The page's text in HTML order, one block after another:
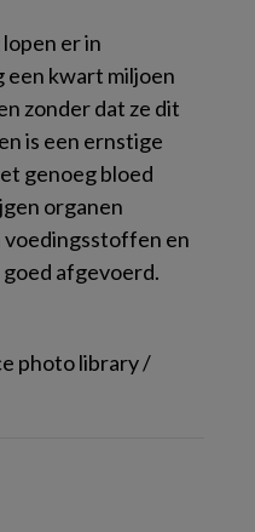
er in
een kwart miljoen
zonder dat ze dit
is een ernstige
genoeg bloed
organen
en
afgevoerd.
photo library /